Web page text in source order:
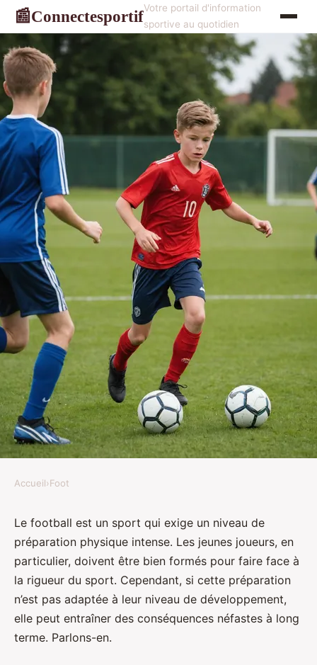
📰ConnectesportifVotre portail d'information
sportive au quotidien
Quels sont les impacts à long
terme d'une préparation
physique inadaptée chez les
jeunes footballeurs?
Accueil›Foot
Le football est un sport qui exige un niveau de
préparation physique intense. Les jeunes joueurs, en
particulier, doivent être bien formés pour faire face à
la rigueur du sport. Cependant, si cette préparation
n’est pas adaptée à leur niveau de développement,
elle peut entraîner des conséquences néfastes à long
terme. Parlons-en.